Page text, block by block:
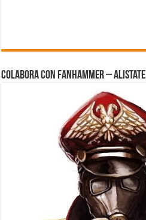
Colabora con FanHammer – Alistate